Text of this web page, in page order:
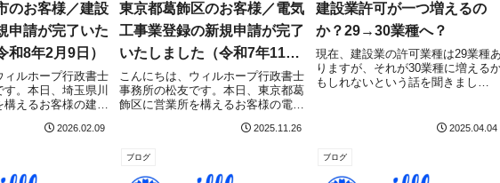
のお客様／建設
申請が完了いた
和8年2月9日）
ィルホープ行政書士
。本日、埼玉県川
えるお客様の建設
設管理課）にて無
を目指している方は
ご...
2026.02.09
東京都葛飾区のお客様／電気
工事業登録の新規申請が完了
いたしました（令和7年11月
26日）
こんにちは、ウィルホープ行政書士
事務所の松友です。本日、東京都葛
飾区に営業所を構えるお客様の電気
都環境局環境保安課にて無事に申請
業登録を目指している方はこちらの
記事をご確認くだ...
2025.11.26
建設業許可が一つ増えるの
か？29→30業種へ？
現在、建設業の許可業種は29業種あ
りますが、それが30業種に増える
もしれないという話を聞きまし
クリートパイル・ポール協会の基礎
「基礎ぐい工事業...
2025.04.04
ブログ ブログ